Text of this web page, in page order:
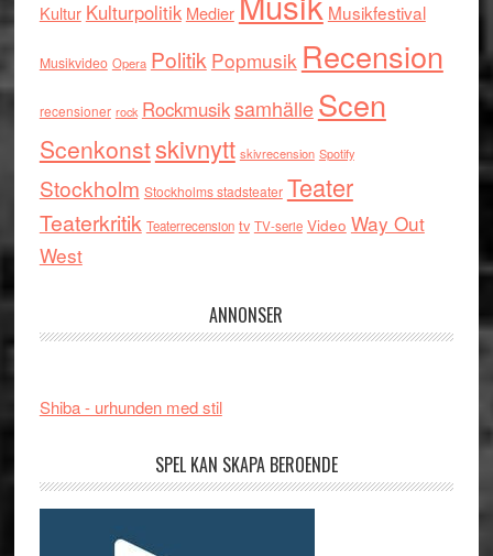
Kultur Kulturpolitik Medier Musikfestival
Musikvideo Opera Politik Popmusik Recension
recensioner rock RockmusiksamhälleScen
Scenkonstskivnytt skivrecension Spotify
Stockholm Stockholms stadsteater Teater
Teaterkritik Teaterrecension tv TV-serie Video Way Out
West
ANNONSER
Shiba - urhunden med stil
SPEL KAN SKAPA BEROENDE